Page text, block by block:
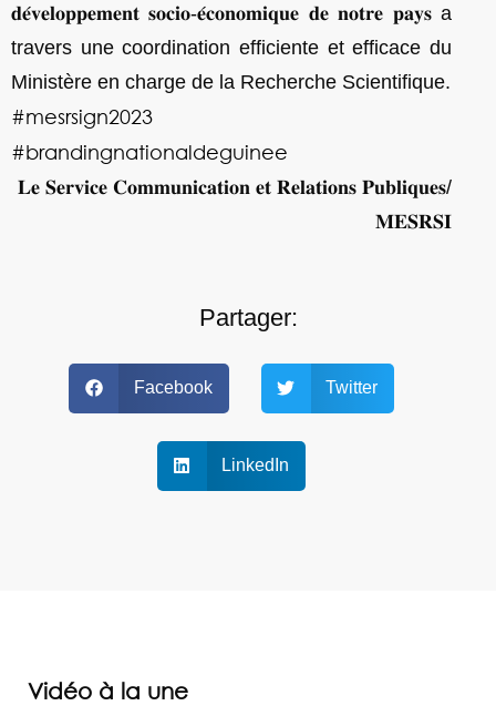
𝐝𝐞́𝐯𝐞𝐥𝐨𝐩𝐩𝐞𝐦𝐞𝐧𝐭 𝐬𝐨𝐜𝐢𝐨-𝐞́𝐜𝐨𝐧𝐨𝐦𝐢𝐪𝐮𝐞 𝐝𝐞 𝐧𝐨𝐭𝐫𝐞 𝐩𝐚𝐲𝐬 a
travers une coordination efficiente et efficace du
Ministère en charge de la Recherche Scientifique.
#mesrsign2023
#brandingnationaldeguinee
𝐋𝐞 𝐒𝐞𝐫𝐯𝐢𝐜𝐞 𝐂𝐨𝐦𝐦𝐮𝐧𝐢𝐜𝐚𝐭𝐢𝐨𝐧 𝐞𝐭 𝐑𝐞𝐥𝐚𝐭𝐢𝐨𝐧𝐬 𝐏𝐮𝐛𝐥𝐢𝐪𝐮𝐞𝐬/
𝐌𝐄𝐒𝐑𝐒𝐈
Partager:
Facebook Twitter
LinkedIn
Vidéo à la une